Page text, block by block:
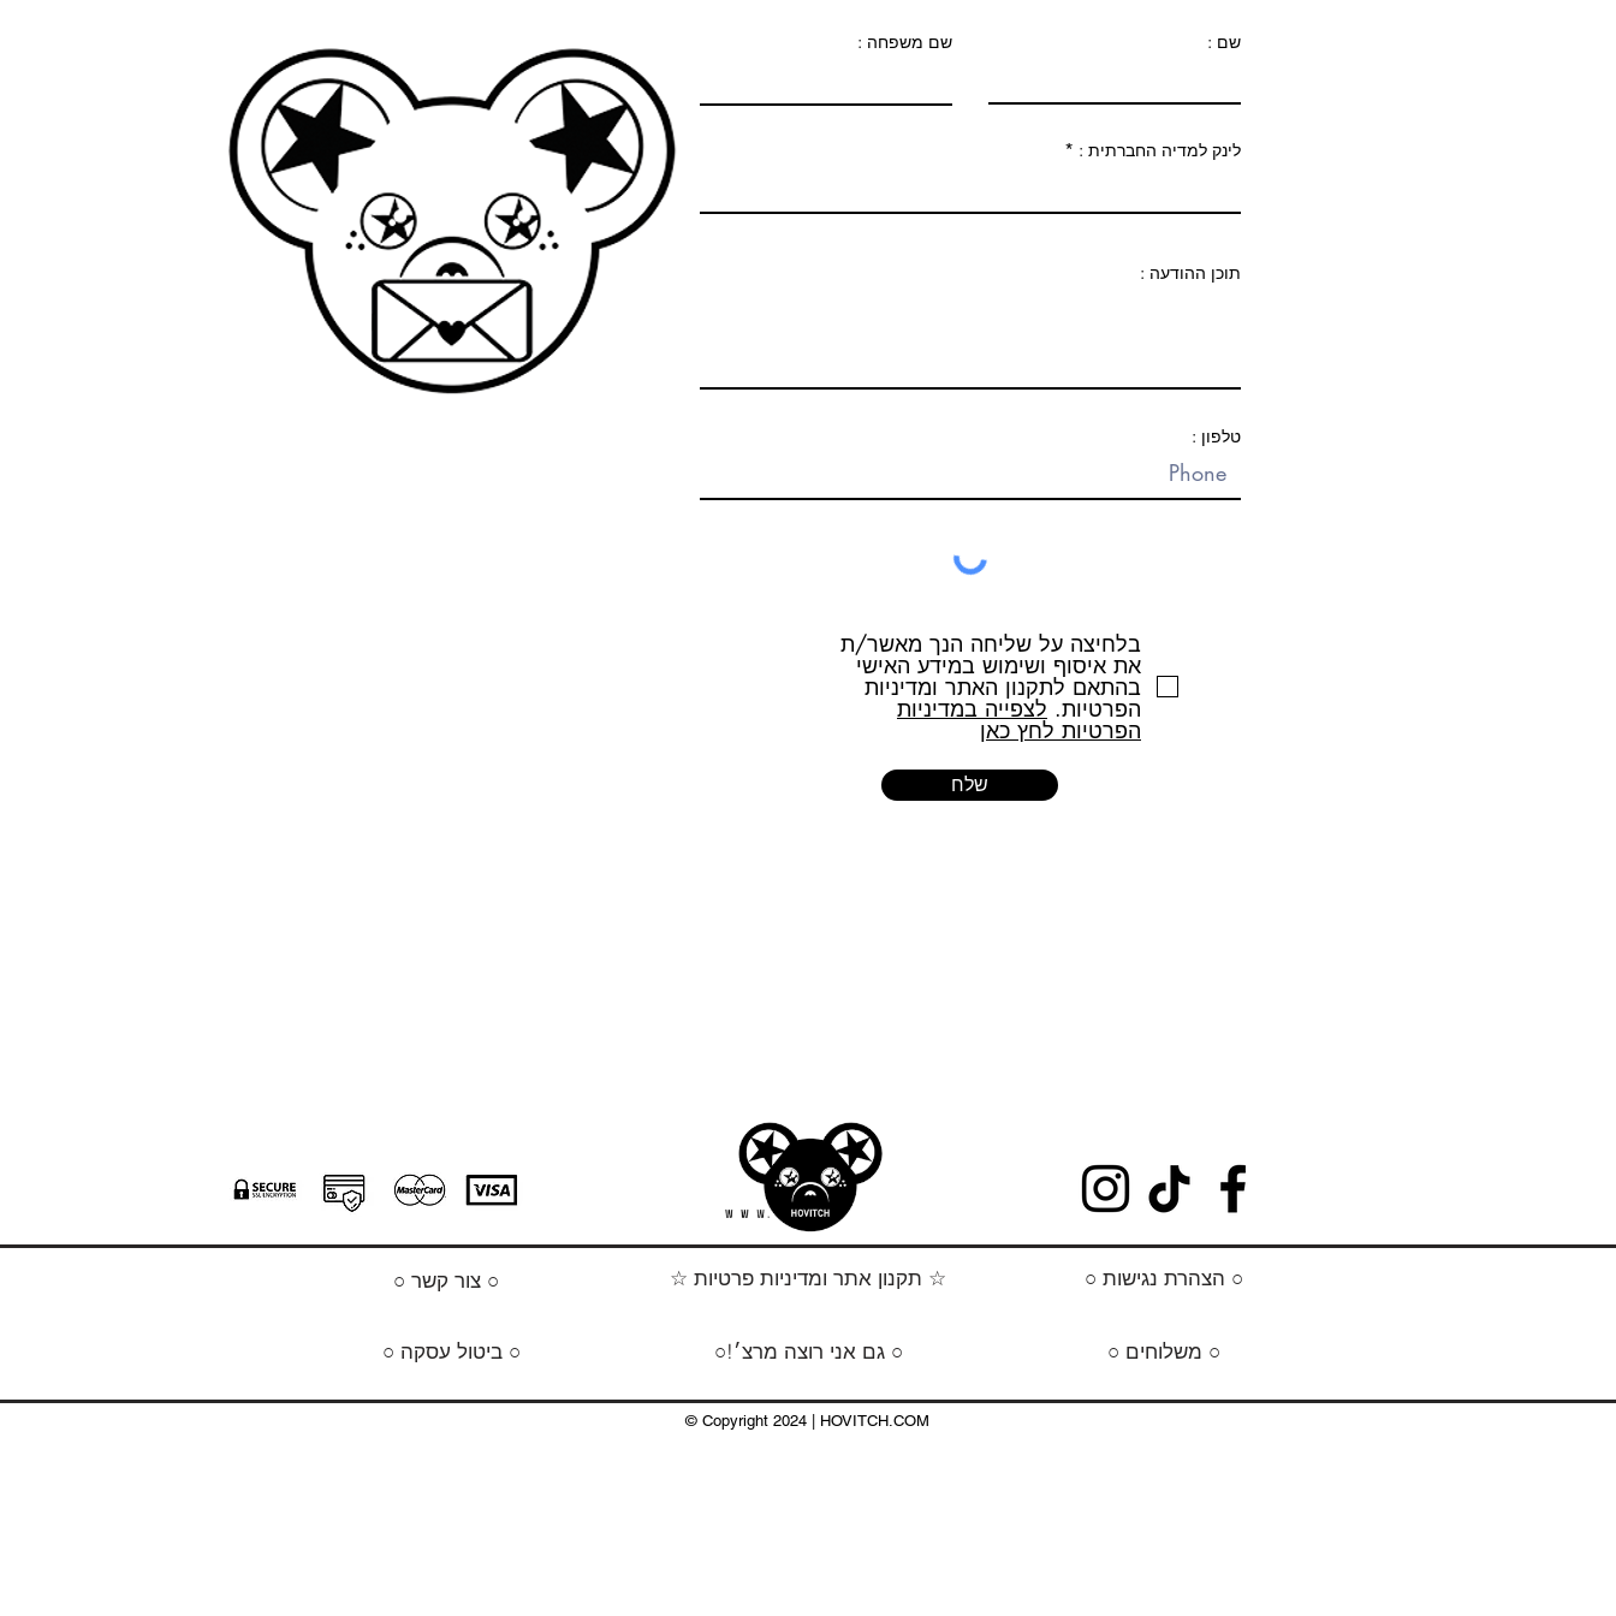
שם משפחה : שם :
לינק למדיה החברתית :
תוכן ההודעה :
טלפון :
בלחיצה על שליחה הנך מאשר/ת
את איסוף ושימוש במידע האישי
בהתאם לתקנון האתר ומדיניות
הפרטיות. לצפייה במדיניות
הפרטיות לחץ כאן
שלח
○ צור קשר ○
○ ביטול עסקה ○
☆ תקנון אתר ומדיניות פרטיות ☆
○!גם אני רוצה מרצ׳ ○
○ הצהרת נגישות ○
○ משלוחים ○
© Copyright ​2024 | HOVITCH.COM